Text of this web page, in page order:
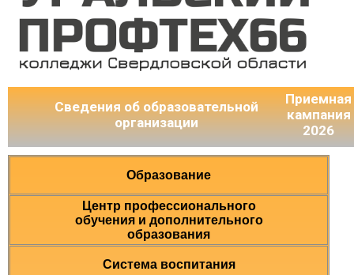
Сведения об образовательной
организации
Приемная
кампания
2026
Образование
Центр профессионального
обучения и дополнительного
образования
Система воспитания